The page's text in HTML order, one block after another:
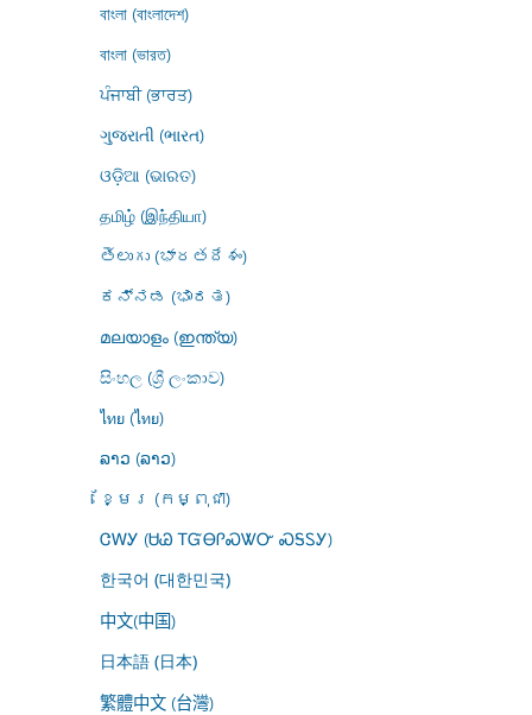
বাংলা (বাংলাদেশ)
বাংলা (ভারত)
ਪੰਜਾਬੀ (ਭਾਰਤ)
ગુજરાતી (ભારત)
ଓଡ଼ିଆ (ଭାରତ)
தமிழ் (இந்தியா)
తెలుగు (భారతదేశం)
ಕನ್ನಡ (ಭಾರತ)
മലയാളം (ഇന്ത്യ)
සිංහල (ශ්‍රී ලංකාව)
ไทย (ไทย)
ລາວ (ລາວ)
ខ្មែរ (កម្ពុជា)
ᏣᎳᎩ (ᏌᏊ ᎢᏳᎾᎵᏍᏔᏅ ᏍᎦᏚᎩ)
한국어 (대한민국)
中文(中国)
日本語 (日本)
繁體中文 (台灣)